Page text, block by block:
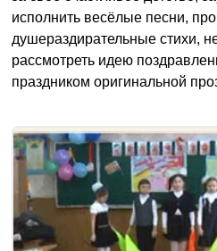
исполнить весёлые песни,
душераздирательные стихи,
рассмотреть идею
праздником оригинальной